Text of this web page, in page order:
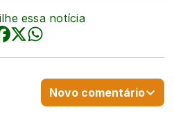
essa notícia
Novo comentário